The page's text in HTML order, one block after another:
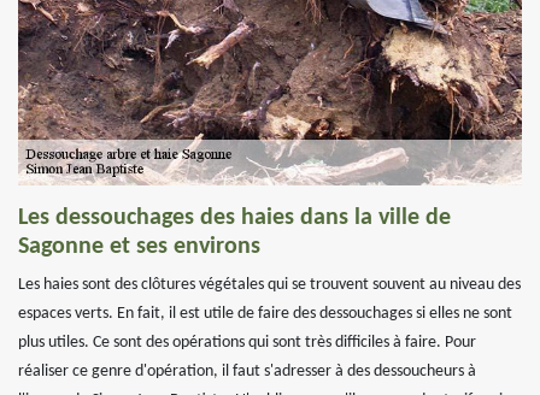
Les dessouchages des haies dans la ville de
Sagonne et ses environs
Les haies sont des clôtures végétales qui se trouvent souvent au niveau des
espaces verts. En fait, il est utile de faire des dessouchages si elles ne sont
plus utiles. Ce sont des opérations qui sont très difficiles à faire. Pour
réaliser ce genre d'opération, il faut s'adresser à des dessoucheurs à